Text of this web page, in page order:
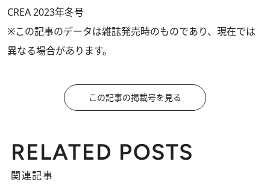
CREA 2023年冬号
※この記事のデータは雑誌発売時のものであり、現在では
異なる場合があります。
この記事の掲載号を見る
RELATED POSTS
関連記事